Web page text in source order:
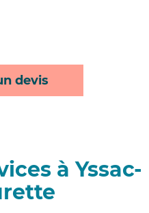
devis
à Yssac-